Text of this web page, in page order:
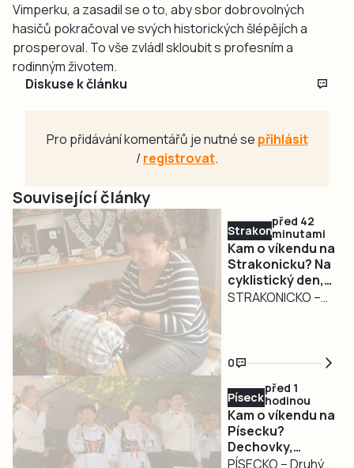
Vimperku, a zasadil se o to, aby sbor dobrovolných
hasičů pokračoval ve svých historických šlépějích a
prosperoval. To vše zvládl skloubit s profesním a
rodinným životem.
Diskuse k článku
Pro přidávání komentářů je nutné se přihlásit
/registrovat.
Související články
Strakonicko
před 42
minutami
Kam o víkendu na
Strakonicku? Na
cyklistický den,
pouť, krajkářské
STRAKONICKO –
nabídne pestrý
program pro děti,
rodiny i milovníky
hudby a tradic.
Návštěvníci mohou
zamířit na Dětský
0
Písecko
před 1
hodinou
Kam o víkendu na
Písecku?
Dechovky,
pohádkový les,
PÍSECKO – Druhý